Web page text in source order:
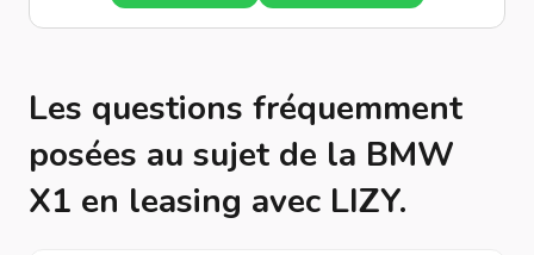
Les questions fréquemment
posées au sujet de la BMW
X1 en leasing avec LIZY.